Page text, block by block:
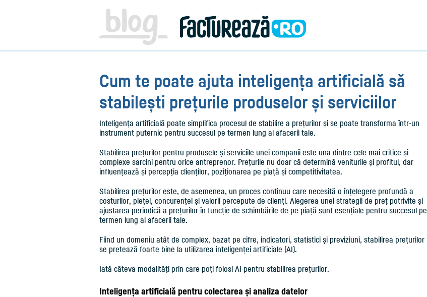
Factura
Info
pentru
Blog
Factureaza.ro
Cum te poate ajuta inteligența artificială să
stabilești prețurile produselor și serviciilor
Inteligența artificială poate simplifica procesul de stabilire a prețurilor și se poate transforma într-un
instrument puternic pentru succesul pe termen lung al afacerii tale.
Stabilirea prețurilor pentru produsele și serviciile unei companii este una dintre cele mai critice și
complexe sarcini pentru orice antreprenor. Prețurile nu doar că determină veniturile și profitul, dar
influențează și percepția clienților, poziționarea pe piață și competitivitatea.
Stabilirea prețurilor este, de asemenea, un proces continuu care necesită o înțelegere profundă a
costurilor, pieței, concurenței și valorii percepute de clienți. Alegerea unei strategii de preț potrivite și
ajustarea periodică a prețurilor în funcție de schimbările de pe piață sunt esențiale pentru succesul pe
termen lung al afacerii tale.
Fiind un domeniu atât de complex, bazat pe cifre, indicatori, statistici și previziuni, stabilirea prețurilor
se pretează foarte bine la utilizarea inteligenței artificiale (AI).
Iată câteva modalități prin care poți folosi AI pentru stabilirea prețurilor.
Inteligența artificială pentru colectarea și analiza datelor